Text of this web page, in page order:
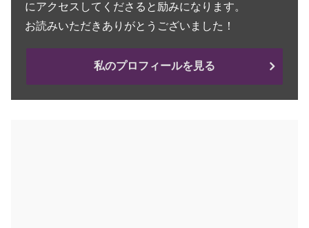
にアクセスしてくださると励みになります。
お読みいただきありがとうございました！
私のプロフィールを見る